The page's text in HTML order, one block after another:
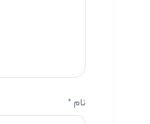
نام *